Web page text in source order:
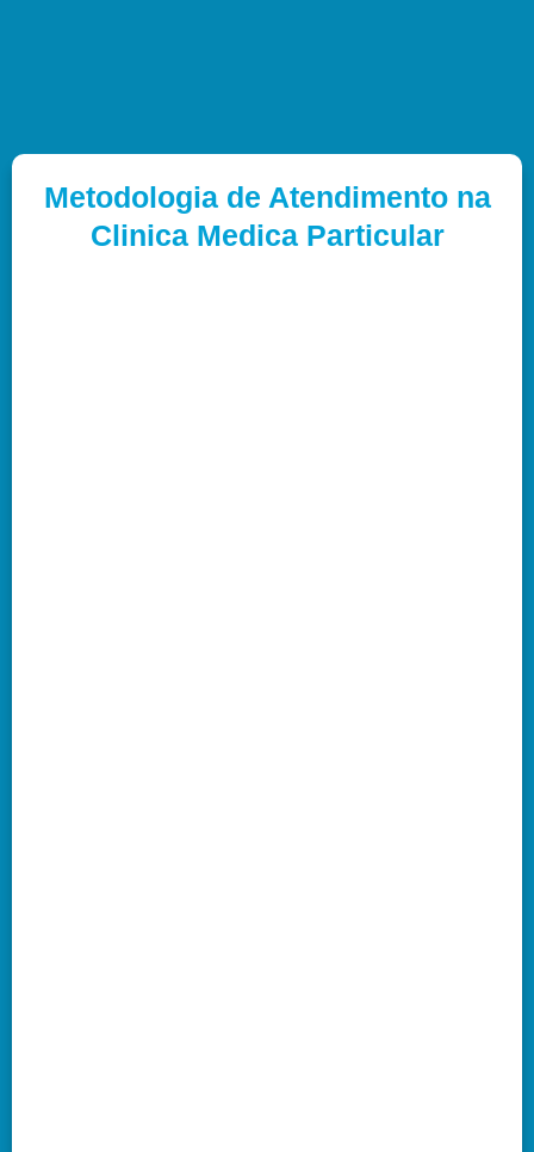
Metodologia de Atendimento na
Clinica Medica Particular